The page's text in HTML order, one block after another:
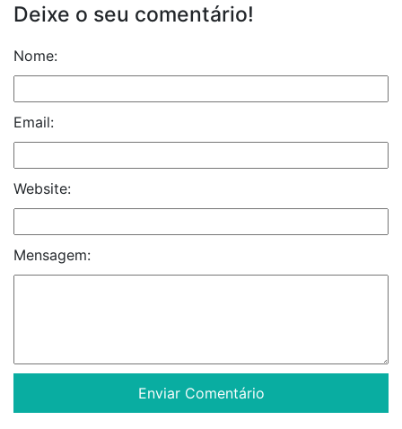
Deixe o seu comentário!
Nome:
Email:
Website:
Mensagem: